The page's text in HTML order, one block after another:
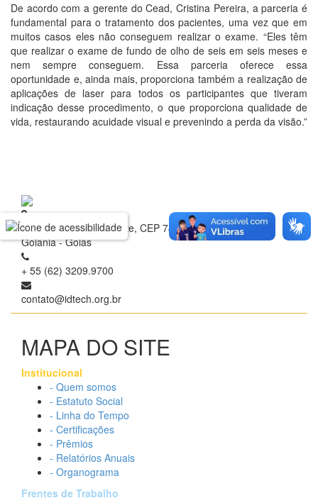
De acordo com a gerente do Cead, Cristina Pereira, a parceria é
fundamental para o tratamento dos pacientes, uma vez que em
muitos casos eles não conseguem realizar o exame. “Eles têm
que realizar o exame de fundo de olho de seis em seis meses e
nem sempre conseguem. Essa parceria oferece essa
oportunidade e, ainda mais, proporciona também a realização de
aplicações de laser para todos os participantes que tiveram
indicação desse procedimento, o que proporciona qualidade de
vida, restaurando acuidade visual e prevenindo a perda da visão.”
Rua 1 nº 60, Setor Oeste, CEP 74.115-040
Goiânia - Goiás
+ 55 (62) 3209.9700
contato@idtech.org.br
MAPA DO SITE
Institucional
- Quem somos
- Estatuto Social
- Linha do Tempo
- Certificações
- Prêmios
- Relatórios Anuais
- Organograma
Frentes de Trabalho